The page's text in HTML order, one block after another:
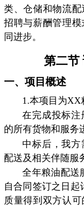
类、仓储和物流
招聘与薪酬管理
同进步。
第二节
一、项目概述
1.本项目为XX
在完成投标注
的所有货物和服务
中标后，我
配送及相关伴随服
全年粮油配送
自合同签订之日
质量得到双方认